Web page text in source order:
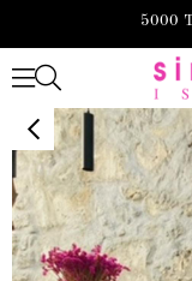
5000